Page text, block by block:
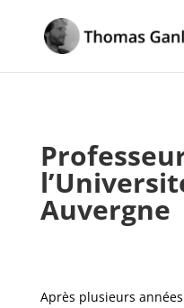
Auvergne
Après plusieurs